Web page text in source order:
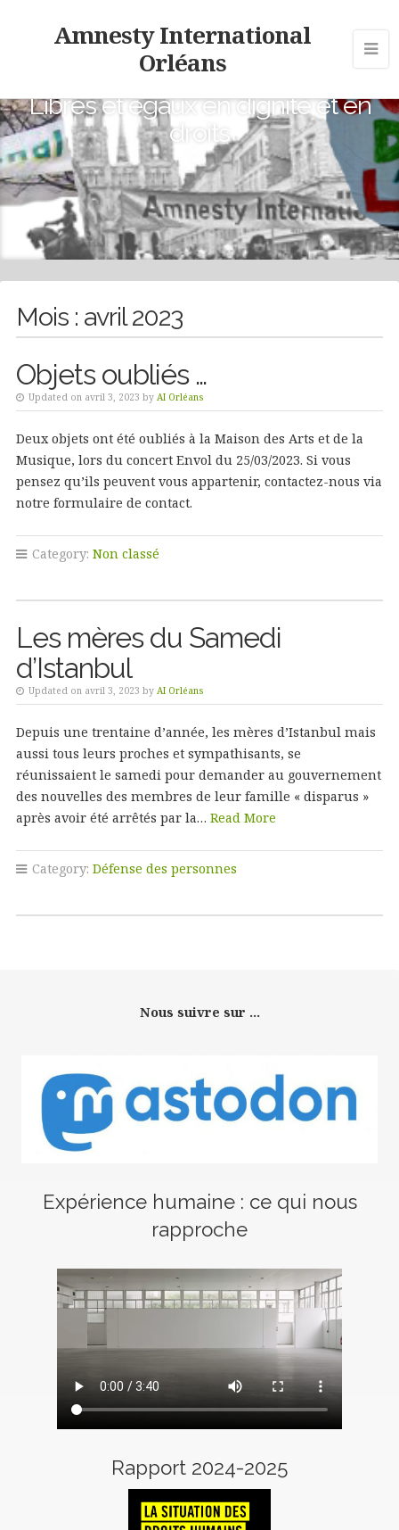
Amnesty International
Orléans
Libres et égaux en dignité et en
droits
Mois : avril 2023
Objets oubliés …
Updated on avril 3, 2023 by AI Orléans
Deux objets ont été oubliés à la Maison des Arts et de la
Musique, lors du concert Envol du 25/03/2023. Si vous
pensez qu’ils peuvent vous appartenir, contactez-nous via
notre formulaire de contact.
Category: Non classé
Les mères du Samedi
d’Istanbul
Updated on avril 3, 2023 by AI Orléans
Depuis une trentaine d’année, les mères d’Istanbul mais
aussi tous leurs proches et sympathisants, se
réunissaient le samedi pour demander au gouvernement
des nouvelles des membres de leur famille « disparus »
après avoir été arrêtés par la… Read More
Category: Défense des personnes
Nous suivre sur ...
Expérience humaine : ce qui nous
rapproche
Rapport 2024-2025